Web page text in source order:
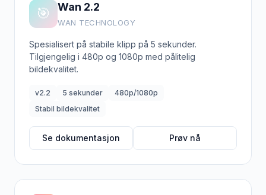
🎯 Wan 2.2
WAN TECHNOLOGY
Spesialisert på stabile klipp på 5 sekunder.
Tilgjengelig i 480p og 1080p med pålitelig
bildekvalitet.
v2.2 5 sekunder
480p/1080p
Stabil bildekvalitet
Se dokumentasjon Prøv nå